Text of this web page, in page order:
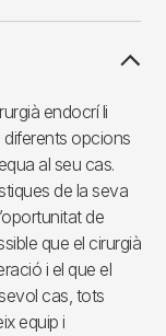
endocrí li
diferents opcions
al seu cas.
de la seva
de
que el cirurgià
i el que el
cas, tots
equip i